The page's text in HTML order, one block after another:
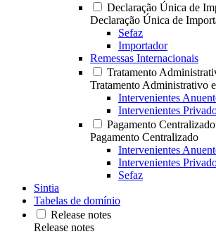
Declaração Única de
Declaração Única de
Sefaz
Importador
Remessas Internacionais
Tratamento
Tratamento Administrativo
Intervenientes
Intervenientes
Pagamento Centralizado
Pagamento Centralizado
Intervenientes
Intervenientes
Sefaz
Sintia
Tabelas de domínio
Release notes
Release notes